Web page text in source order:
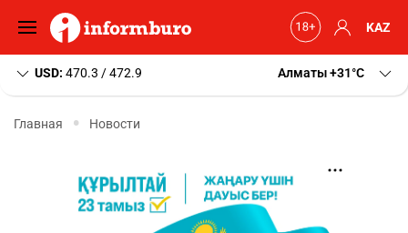
KAZ
USD: 470.3 / 472.9 Алматы+31 C
Главная Новости